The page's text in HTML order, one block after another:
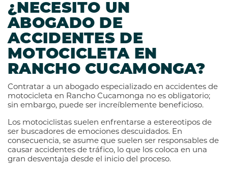
¿NECESITO UN
ABOGADO DE
ACCIDENTES DE
MOTOCICLETA EN
RANCHO CUCAMONGA?
Contratar a un abogado especializado en accidentes de
motocicleta en Rancho Cucamonga no es obligatorio;
sin embargo, puede ser increíblemente beneficioso.
Los motociclistas suelen enfrentarse a estereotipos de
ser buscadores de emociones descuidados. En
consecuencia, se asume que suelen ser responsables de
causar accidentes de tráfico, lo que los coloca en una
gran desventaja desde el inicio del proceso.